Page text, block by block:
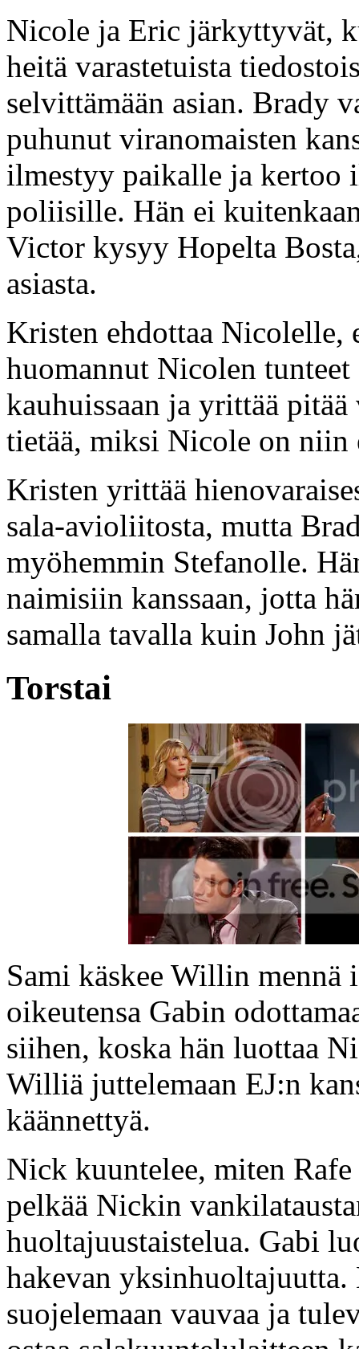
Nicole ja Eric järkyttyvät,
heitä varastetuista
selvittämään asian. Brady
puhunut viranomaisten
ilmestyy paikalle ja kertoo
poliisille. Hän ei
Victor kysyy Hopelta
asiasta.
Kristen ehdottaa Nicolelle,
huomannut Nicolen
kauhuissaan ja yrittää
tietää, miksi Nicole on niin
Kristen yrittää
sala-avioliitosta, mutta
myöhemmin Stefanolle.
naimisiin kanssaan, jotta
samalla tavalla kuin John
Torstai
Sami käskee Willin mennä
oikeutensa Gabin
siihen, koska hän luottaa
Williä juttelemaan EJ:n
käännettyä.
Nick kuuntelee, miten
pelkää Nickin
huoltajuustaistelua. Gabi
hakevan
suojelemaan vauvaa ja